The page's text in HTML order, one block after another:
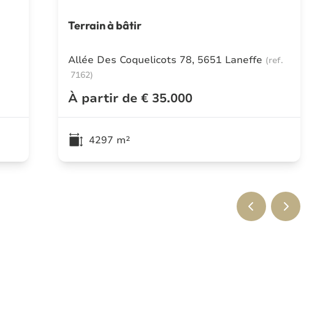
Terrain à bâtir
Allée Des Coquelicots 78, 5651 Laneffe (ref.
7162)
À partir de € 35.000
4297 m²